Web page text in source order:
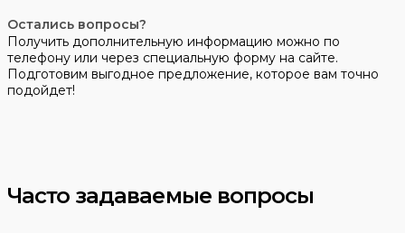
Остались вопросы?
Получить дополнительную информацию можно по
телефону или через специальную форму на сайте.
Подготовим выгодное предложение, которое вам точно
подойдет!
Часто задаваемые вопросы